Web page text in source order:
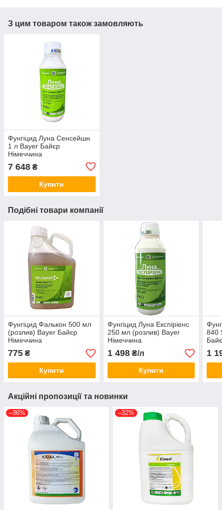
З цим товаром також замовляють
Фунгіцид Луна Сенсейшн
1 л Bayer Байєр
Німеччина
7 648 ₴
Купити
Подібні товари компанії
Фунгіцид Фалькон 500 мл
(розлив) Bayer Байєр
Німеччина
775 ₴
Купити
Фунгіцид Луна Експіріенс
250 мл (розлив) Bayer
Німеччина
1 498₴/л
Купити
840
1
Акційні пропозиції та новинки
–36% –32%